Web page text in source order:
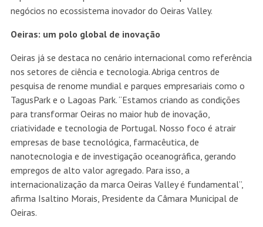
negócios no ecossistema inovador do Oeiras Valley.
Oeiras: um polo global de inovação
Oeiras já se destaca no cenário internacional como referência
nos setores de ciência e tecnologia. Abriga centros de
pesquisa de renome mundial e parques empresariais como o
TagusPark e o Lagoas Park. “Estamos criando as condições
para transformar Oeiras no maior hub de inovação,
criatividade e tecnologia de Portugal. Nosso foco é atrair
empresas de base tecnológica, farmacêutica, de
nanotecnologia e de investigação oceanográfica, gerando
empregos de alto valor agregado. Para isso, a
internacionalização da marca Oeiras Valley é fundamental”,
afirma Isaltino Morais, Presidente da Câmara Municipal de
Oeiras.